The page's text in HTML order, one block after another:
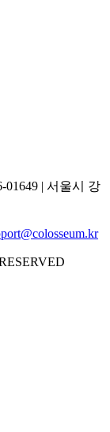
01649 | 서울시 강